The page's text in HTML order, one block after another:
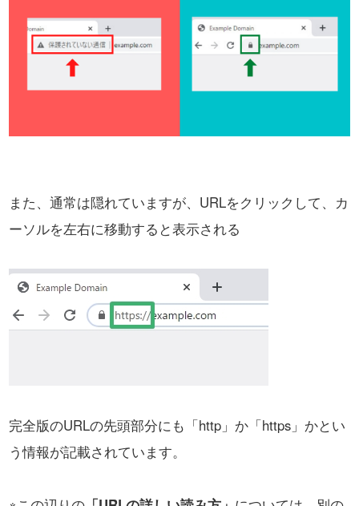
また、通常は隠れていますが、URLをクリックして、カ
ーソルを左右に移動すると表示される
完全版のURLの先頭部分にも「http」か「https」かとい
う情報が記載されています。